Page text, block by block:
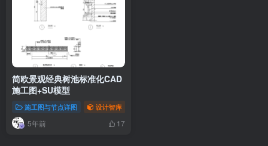
简欧景观经典树池标准化CAD
施工图+SU模型
施工图与节点详图 设计智库
5年前 17